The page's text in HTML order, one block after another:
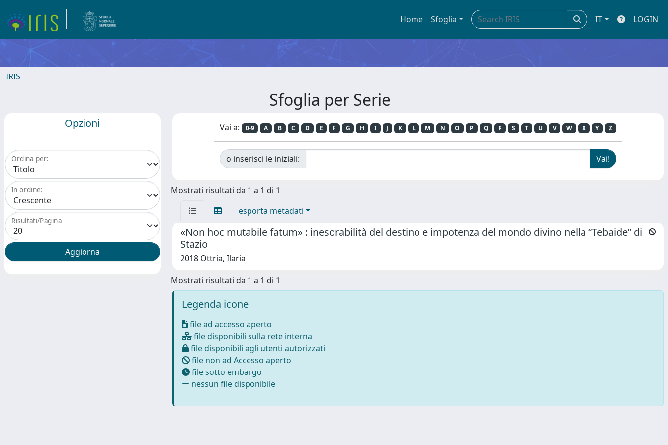
Home Sfoglia IT LOGIN
IRIS
Sfoglia per Serie
Opzioni
Ordina per:
In ordine:
Risultati/Pagina
Vai a: 0-9 A B C D E F G H I J K L M N O P Q R S T U V W X Y Z
o inserisci le iniziali:
Mostrati risultati da 1 a 1 di 1
esporta metadati
«Non hoc mutabile fatum» : inesorabilità del destino e impotenza del mondo divino nella “Tebaide” di
Stazio
2018 Ottria, Ilaria
Mostrati risultati da 1 a 1 di 1
Legenda icone
file ad accesso aperto
file disponibili sulla rete interna
file disponibili agli utenti autorizzati
file non ad Accesso aperto
file sotto embargo
nessun file disponibile